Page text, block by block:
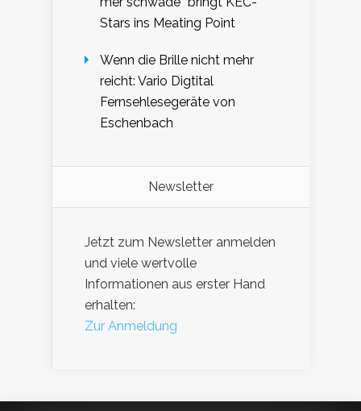
Stars ins Meating Point
Wenn die Brille nicht mehr
reicht: Vario Digtital
Fernsehlesegeräte von
Eschenbach
Newsletter
Jetzt zum Newsletter anmelden
und viele wertvolle
Informationen aus erster Hand
erhalten:
Zur Anmeldung